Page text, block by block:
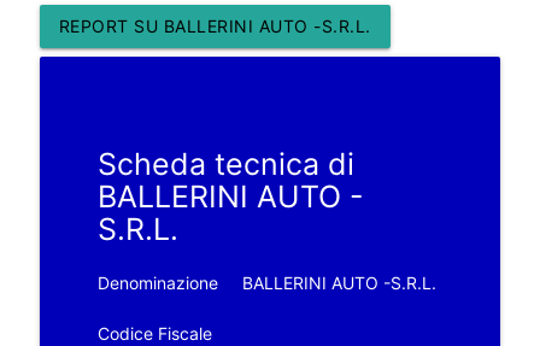
REPORT SU BALLERINI AUTO -S.R.L.
Scheda tecnica di
BALLERINI AUTO -
S.R.L.
Denominazione BALLERINI AUTO -S.R.L.
Codice Fiscale